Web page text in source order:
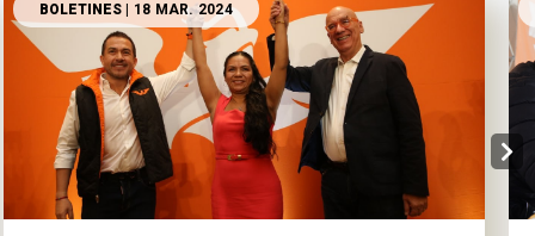
BOLETINES | 18 MAR. 2024